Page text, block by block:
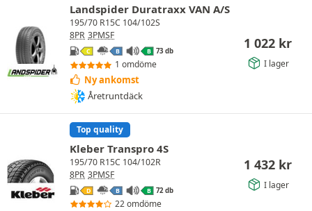
Landspider Duratraxx VAN A/S
195/70 R15C 104/102S
8PR 3PMSF
C B B 73 db
1 omdöme
Ny ankomst
Åretruntdäck
1 022 kr
I lager
Top quality
Kleber Transpro 4S
195/70 R15C 104/102R
8PR 3PMSF
D B B 72 db
22 omdöme
1 432 kr
I lager